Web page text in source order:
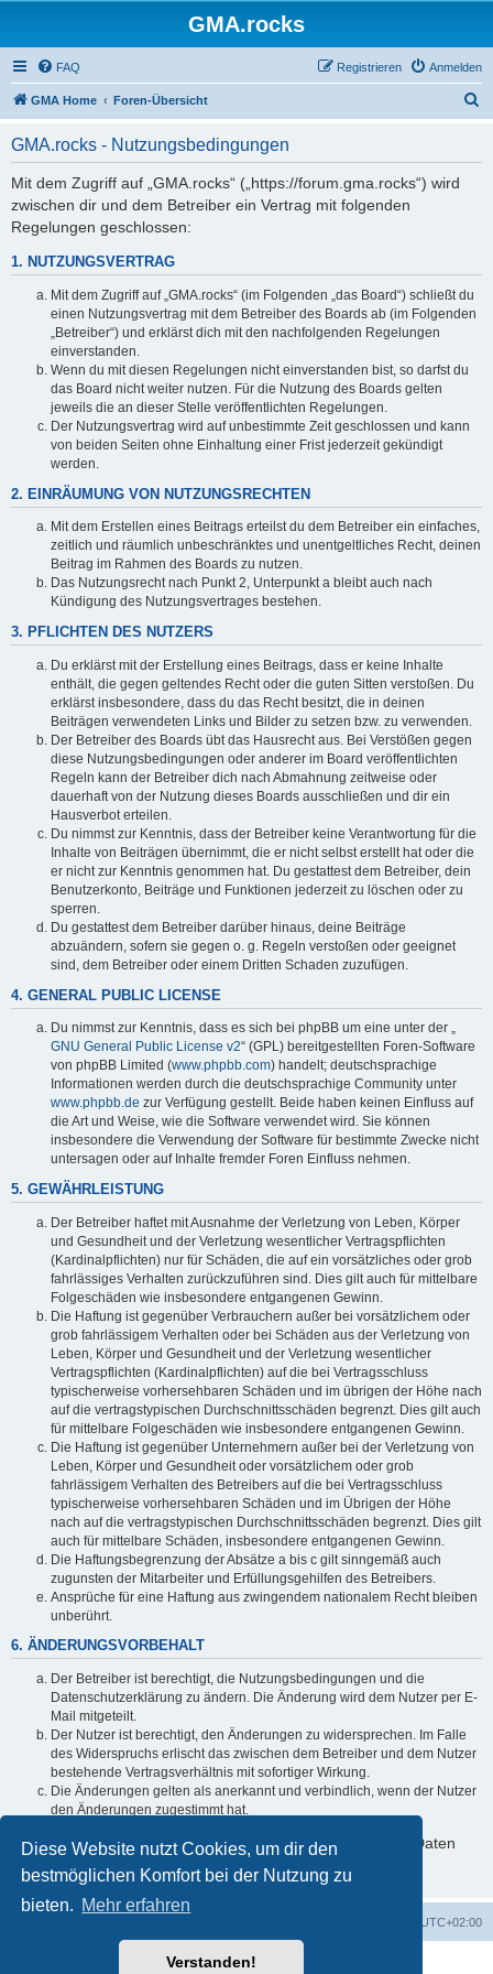
Diese Website nutzt Cookies, um dir den
bestmöglichen Komfort bei der Nutzung zu
bieten. Mehr erfahren
Verstanden!
GMA.rocks
FAQ Anmelden
Registrieren
GMA Home Foren-Übersicht
GMA.rocks - Nutzungsbedingungen
Mit dem Zugriff auf „GMA.rocks“ („https://forum.gma.rocks“) wird
zwischen dir und dem Betreiber ein Vertrag mit folgenden
Regelungen geschlossen:
1. NUTZUNGSVERTRAG
Mit dem Zugriff auf „GMA.rocks“ (im Folgenden „das Board“) schließt du
einen Nutzungsvertrag mit dem Betreiber des Boards ab (im Folgenden
„Betreiber“) und erklärst dich mit den nachfolgenden Regelungen
einverstanden.
Wenn du mit diesen Regelungen nicht einverstanden bist, so darfst du
das Board nicht weiter nutzen. Für die Nutzung des Boards gelten
jeweils die an dieser Stelle veröffentlichten Regelungen.
Der Nutzungsvertrag wird auf unbestimmte Zeit geschlossen und kann
von beiden Seiten ohne Einhaltung einer Frist jederzeit gekündigt
werden.
2. EINRÄUMUNG VON NUTZUNGSRECHTEN
Mit dem Erstellen eines Beitrags erteilst du dem Betreiber ein einfaches,
zeitlich und räumlich unbeschränktes und unentgeltliches Recht, deinen
Beitrag im Rahmen des Boards zu nutzen.
Das Nutzungsrecht nach Punkt 2, Unterpunkt a bleibt auch nach
Kündigung des Nutzungsvertrages bestehen.
3. PFLICHTEN DES NUTZERS
Du erklärst mit der Erstellung eines Beitrags, dass er keine Inhalte
enthält, die gegen geltendes Recht oder die guten Sitten verstoßen. Du
erklärst insbesondere, dass du das Recht besitzt, die in deinen
Beiträgen verwendeten Links und Bilder zu setzen bzw. zu verwenden.
Der Betreiber des Boards übt das Hausrecht aus. Bei Verstößen gegen
diese Nutzungsbedingungen oder anderer im Board veröffentlichten
Regeln kann der Betreiber dich nach Abmahnung zeitweise oder
dauerhaft von der Nutzung dieses Boards ausschließen und dir ein
Hausverbot erteilen.
Du nimmst zur Kenntnis, dass der Betreiber keine Verantwortung für die
Inhalte von Beiträgen übernimmt, die er nicht selbst erstellt hat oder die
er nicht zur Kenntnis genommen hat. Du gestattest dem Betreiber, dein
Benutzerkonto, Beiträge und Funktionen jederzeit zu löschen oder zu
sperren.
Du gestattest dem Betreiber darüber hinaus, deine Beiträge
abzuändern, sofern sie gegen o. g. Regeln verstoßen oder geeignet
sind, dem Betreiber oder einem Dritten Schaden zuzufügen.
4. GENERAL PUBLIC LICENSE
Du nimmst zur Kenntnis, dass es sich bei phpBB um eine unter der „
GNU General Public License v2“ (GPL) bereitgestellten Foren-Software
von phpBB Limited (www.phpbb.com) handelt; deutschsprachige
Informationen werden durch die deutschsprachige Community unter
www.phpbb.de zur Verfügung gestellt. Beide haben keinen Einfluss auf
die Art und Weise, wie die Software verwendet wird. Sie können
insbesondere die Verwendung der Software für bestimmte Zwecke nicht
untersagen oder auf Inhalte fremder Foren Einfluss nehmen.
5. GEWÄHRLEISTUNG
Der Betreiber haftet mit Ausnahme der Verletzung von Leben, Körper
und Gesundheit und der Verletzung wesentlicher Vertragspflichten
(Kardinalpflichten) nur für Schäden, die auf ein vorsätzliches oder grob
fahrlässiges Verhalten zurückzuführen sind. Dies gilt auch für mittelbare
Folgeschäden wie insbesondere entgangenen Gewinn.
Die Haftung ist gegenüber Verbrauchern außer bei vorsätzlichem oder
grob fahrlässigem Verhalten oder bei Schäden aus der Verletzung von
Leben, Körper und Gesundheit und der Verletzung wesentlicher
Vertragspflichten (Kardinalpflichten) auf die bei Vertragsschluss
typischerweise vorhersehbaren Schäden und im übrigen der Höhe nach
auf die vertragstypischen Durchschnittsschäden begrenzt. Dies gilt auch
für mittelbare Folgeschäden wie insbesondere entgangenen Gewinn.
Die Haftung ist gegenüber Unternehmern außer bei der Verletzung von
Leben, Körper und Gesundheit oder vorsätzlichem oder grob
fahrlässigem Verhalten des Betreibers auf die bei Vertragsschluss
typischerweise vorhersehbaren Schäden und im Übrigen der Höhe
nach auf die vertragstypischen Durchschnittsschäden begrenzt. Dies gilt
auch für mittelbare Schäden, insbesondere entgangenen Gewinn.
Die Haftungsbegrenzung der Absätze a bis c gilt sinngemäß auch
zugunsten der Mitarbeiter und Erfüllungsgehilfen des Betreibers.
Ansprüche für eine Haftung aus zwingendem nationalem Recht bleiben
unberührt.
6. ÄNDERUNGSVORBEHALT
Der Betreiber ist berechtigt, die Nutzungsbedingungen und die
Datenschutzerklärung zu ändern. Die Änderung wird dem Nutzer per E-
Mail mitgeteilt.
Der Nutzer ist berechtigt, den Änderungen zu widersprechen. Im Falle
des Widerspruchs erlischt das zwischen dem Betreiber und dem Nutzer
bestehende Vertragsverhältnis mit sofortiger Wirkung.
Die Änderungen gelten als anerkannt und verbindlich, wenn der Nutzer
den Änderungen zugestimmt hat.
Informationen über den Umgang mit deinen persönlichen Daten
sind in der Datenschutzerklärung enthalten.
UTC+02:00
Powered byphpBB® Forum Software © phpBB Limited